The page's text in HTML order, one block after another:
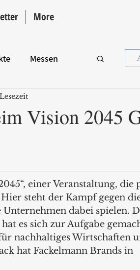
More
Messen
Vision 2045
einer Veranstaltung, die
steht der Kampf gegen
dabei spielen.
es sich zur Aufgabe
nachhaltiges Wirtschaften
hat Fackelmann Brands in